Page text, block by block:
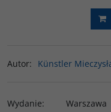
Autor: Künstler
Wydanie: Warszawa